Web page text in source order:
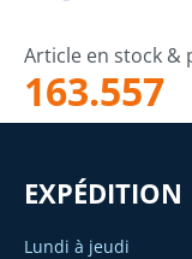
Article en stock &
163.557
EXPÉDITION
Lundi à jeudi